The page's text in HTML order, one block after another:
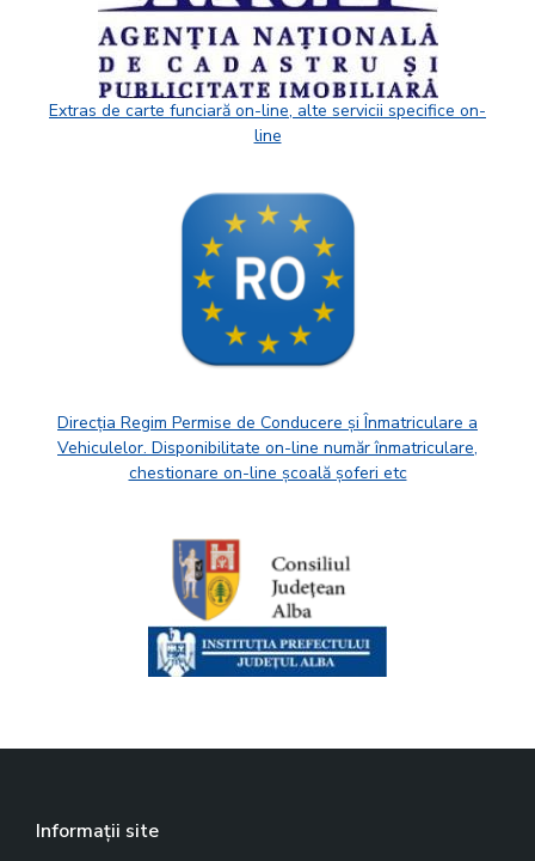
Extras de carte funciară on-line, alte servicii specifice on-
line
Direcția Regim Permise de Conducere și Înmatriculare a
Vehiculelor. Disponibilitate on-line număr înmatriculare,
chestionare on-line școală șoferi etc
Informații site